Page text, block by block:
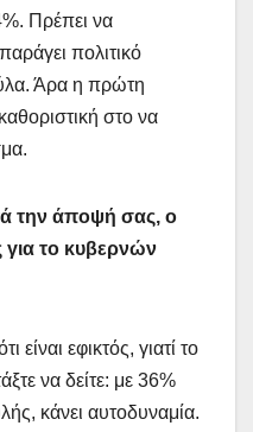
Πρέπει να
πολιτικό
Άρα η πρώτη
στο να
την άποψή σας, ο
για το κυβερνών
εφικτός, γιατί το
να δείτε: με 36%
κάνει αυτοδυναμία.